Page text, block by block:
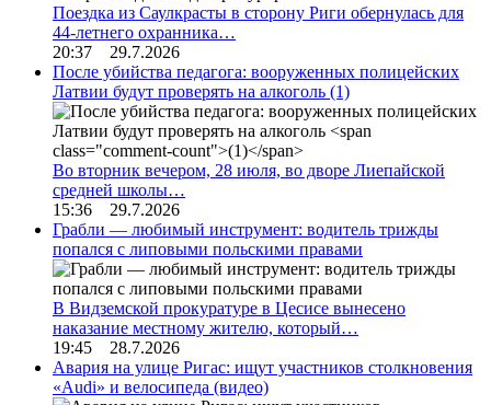
Поездка из Саулкрасты в сторону Риги обернулась для
44-летнего охранника…
20:37 29.7.2026
После убийства педагога: вооруженных полицейских
Латвии будут проверять на алкоголь (1)
Во вторник вечером, 28 июля, во дворе Лиепайской
средней школы…
15:36 29.7.2026
Грабли — любимый инструмент: водитель трижды
попался с липовыми польскими правами
В Видземской прокуратуре в Цесисе вынесено
наказание местному жителю, который…
19:45 28.7.2026
Авария на улице Ригас: ищут участников столкновения
«Audi» и велосипеда (видео)